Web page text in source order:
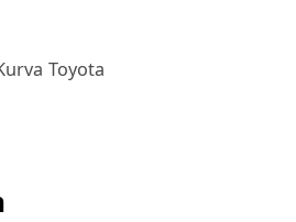
Toyota